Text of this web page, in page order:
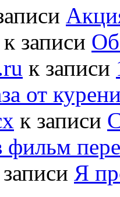
к записи
к записи
от
к записи
Я